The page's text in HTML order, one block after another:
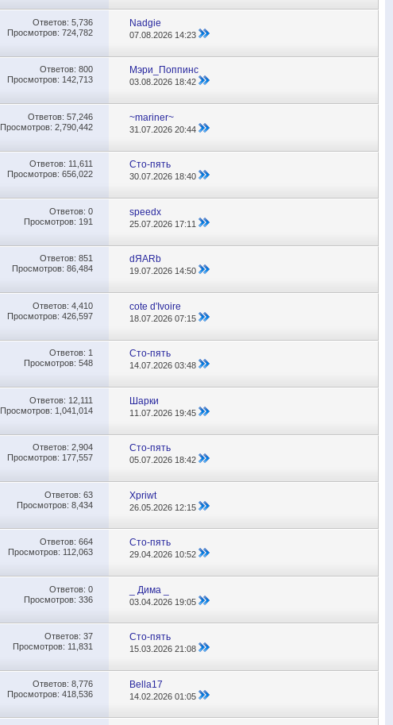
Ответов: 5,736
Просмотров: 724,782
Nadgie
07.08.2026 14:23
Ответов: 800
Просмотров: 142,713
Мэри_Поппинс
03.08.202618:42
Ответов: 57,246
Просмотров: 2,790,442
~mariner~
31.07.202620:44
Ответов: 11,611
Просмотров: 656,022
Сто-пять
30.07.202618:40
Ответов: 0
Просмотров: 191
speedx
25.07.2026 17:11
Ответов: 851
Просмотров: 86,484
dЯARb
19.07.2026 14:50
Ответов: 4,410
Просмотров: 426,597
cote d'Ivoire
18.07.202607:15
Ответов: 1
Просмотров: 548
Сто-пять
14.07.202603:48
Ответов: 12,111
Просмотров: 1,041,014
Шарки
11.07.2026 19:45
Ответов: 2,904
Просмотров: 177,557
Сто-пять
05.07.2026 18:42
Ответов: 63
Просмотров: 8,434
Xpriwt
26.05.2026 12:15
Ответов: 664
Просмотров: 112,063
Сто-пять
29.04.2026 10:52
Ответов: 0
Просмотров: 336
_ Дима _
03.04.2026 19:05
Ответов: 37
Просмотров: 11,831
Сто-пять
15.03.202621:08
Ответов: 8,776
Просмотров: 418,536
Bella17
14.02.202601:05